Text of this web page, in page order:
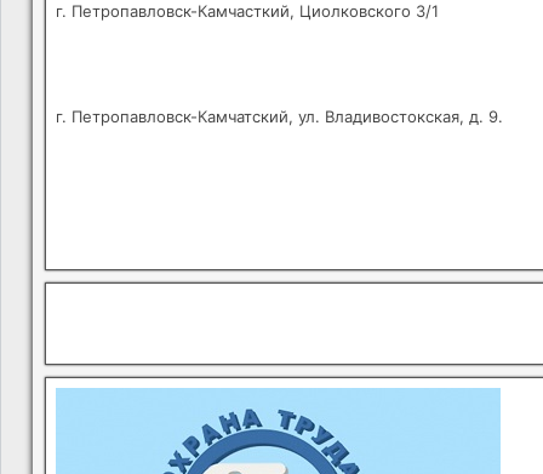
г. Петропавловск-Камчасткий, Циолковского 3/1
г. Петропавловск-Камчатский, ул. Владивостокская, д. 9.